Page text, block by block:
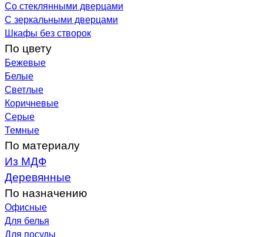
Со стеклянными дверцами
С зеркальными дверцами
Шкафы без створок
По цвету
Бежевые
Белые
Светлые
Коричневые
Серые
Темные
По материалу
Из МДФ
Деревянные
По назначению
Офисные
Для белья
Для посуды